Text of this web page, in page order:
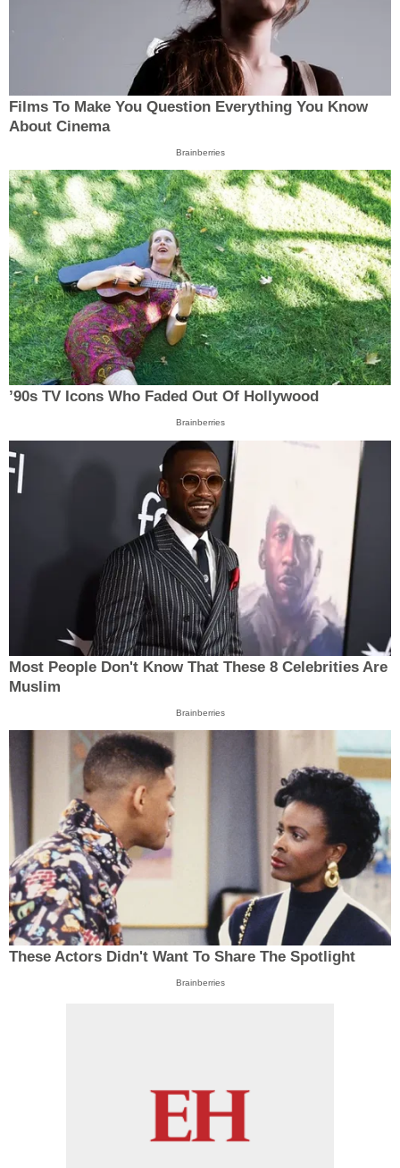
Films To Make You Question Everything You Know
About Cinema
Brainberries
’90s TV Icons Who Faded Out Of Hollywood
Brainberries
Most People Don't Know That These 8 Celebrities Are
Muslim
Brainberries
These Actors Didn't Want To Share The Spotlight
Brainberries